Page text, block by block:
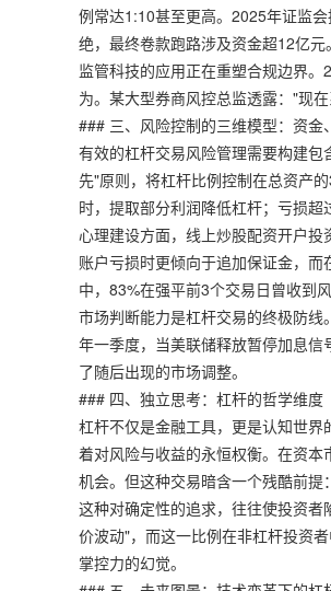
例常达1:10甚至更高。2025年证监
绝，最终卷款跑路涉及资金超12亿
监管科技的应用正在重塑合规边界
为。某大型券商风控总监透露："现
### 三、风险控制的三维模型：资金
有效的杠杆交易风险管理需要构建
先"原则，将杠杆比例控制在总资产
时，提取部分利润降低杠杆；亏损超
心理建设方面， 线上炒股配资开户投
账户亏损时更倾向于追加保证金，
中，83%在强平前3个交易日曾收到
市场判断能力是杠杆交易的终极防
年一季度，当美联储释放暂停加息
了随后出现的市场调整。
### 四、独立思考：杠杆的哲学维度
杠杆不仅是金融工具，更是认知世
着对风险与收益的永恒权衡。在资
机会。但这种交易暗含一个残酷前提
这种对确定性的追求，往往使投资
价波动"，而这一比例在非杠杆投资
掌控力的幻觉。